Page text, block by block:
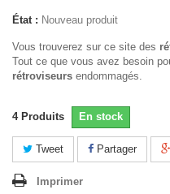
État : Nouveau produit
Vous trouverez sur ce site des
Tout ce que vous avez besoin
rétroviseurs endommagés.
4 Produits En stock
Tweet Partager
Imprimer